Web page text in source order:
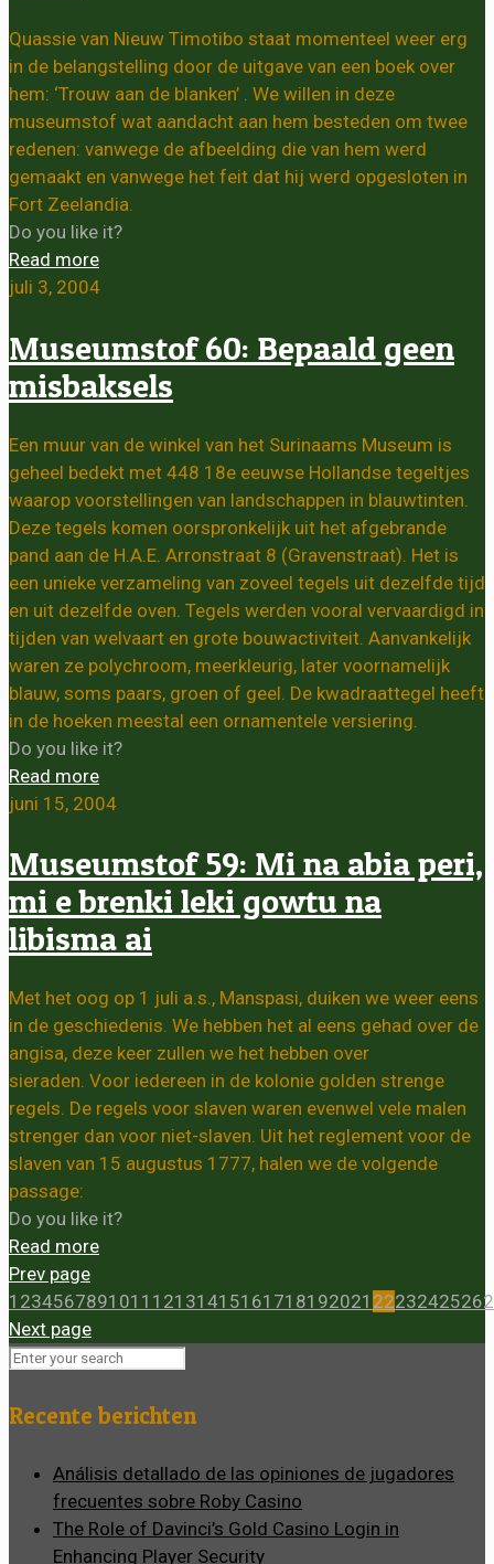
Quassie van Nieuw Timotibo staat momenteel weer erg
in de belangstelling door de uitgave van een boek over
hem: ‘Trouw aan de blanken’ . We willen in deze
museumstof wat aandacht aan hem besteden om twee
redenen: vanwege de afbeelding die van hem werd
gemaakt en vanwege het feit dat hij werd opgesloten in
Fort Zeelandia.
Do you like it?
Read more
juli 3, 2004
Museumstof 60: Bepaald geen
misbaksels
Een muur van de winkel van het Surinaams Museum is
geheel bedekt met 448 18e eeuwse Hollandse tegeltjes
waarop voorstellingen van landschappen in blauwtinten.
Deze tegels komen oorspronkelijk uit het afgebrande
pand aan de H.A.E. Arronstraat 8 (Gravenstraat). Het is
een unieke verzameling van zoveel tegels uit dezelfde tijd
en uit dezelfde oven. Tegels werden vooral vervaardigd in
tijden van welvaart en grote bouwactiviteit. Aanvankelijk
waren ze polychroom, meerkleurig, later voornamelijk
blauw, soms paars, groen of geel. De kwadraattegel heeft
in de hoeken meestal een ornamentele versiering.
Do you like it?
Read more
juni 15, 2004
Museumstof 59: Mi na abia peri,
mi e brenki leki gowtu na
libisma ai
Met het oog op 1 juli a.s., Manspasi, duiken we weer eens
in de geschiedenis. We hebben het al eens gehad over de
angisa, deze keer zullen we het hebben over
sieraden. Voor iedereen in de kolonie golden strenge
regels. De regels voor slaven waren evenwel vele malen
strenger dan voor niet-slaven. Uit het reglement voor de
slaven van 15 augustus 1777, halen we de volgende
passage:
Do you like it?
Read more
Prev page
1 234567891011 12131415161718192021 2223242526
Next page
Recente berichten
Análisis detallado de las opiniones de jugadores
frecuentes sobre Roby Casino
The Role of Davinci’s Gold Casino Login in
Enhancing Player Security